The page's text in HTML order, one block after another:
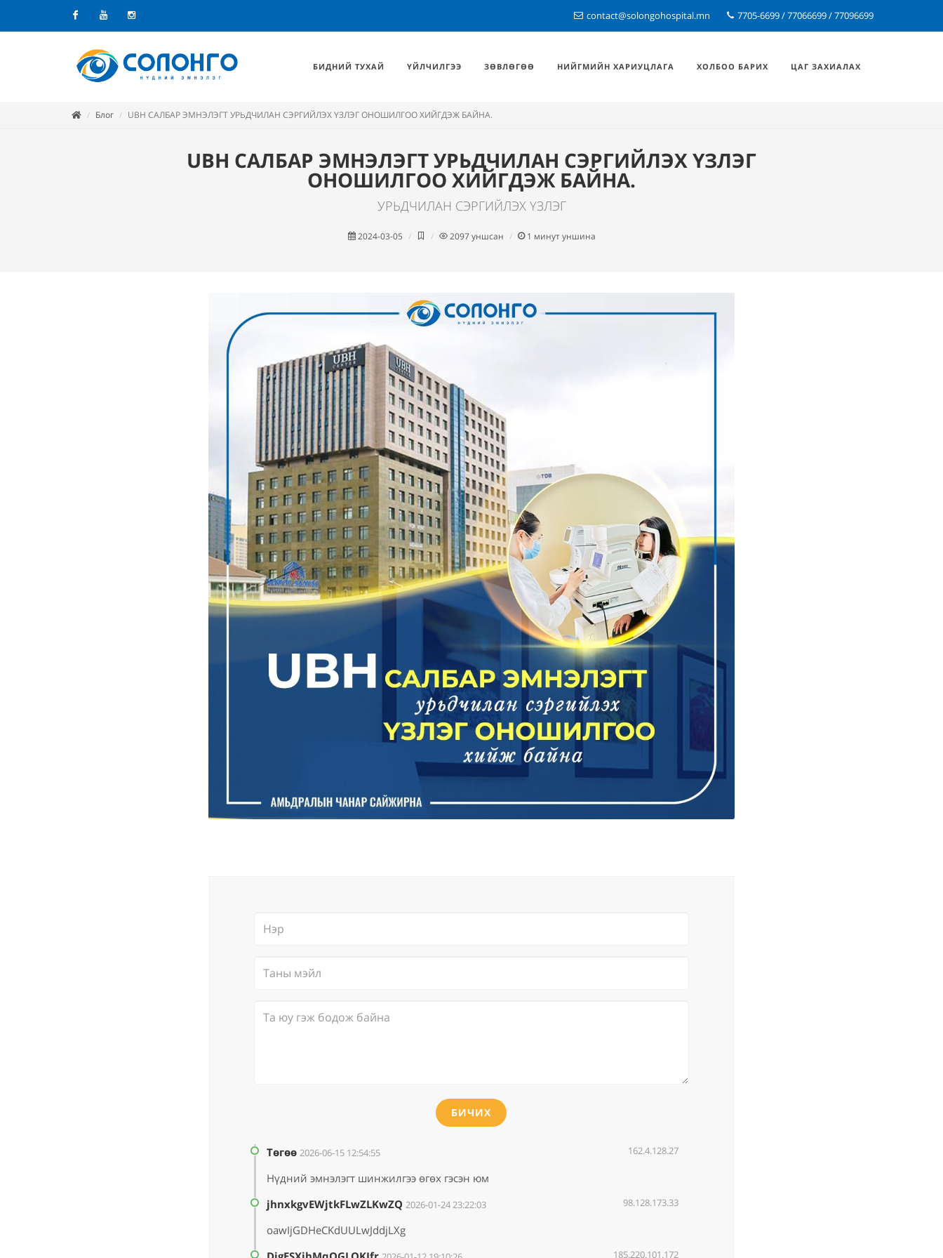
FacebookYoutube
contact@solongohospital.mn 7705-6699 / 77066699 / 77096699
БИДНИЙ ТУХАЙ ҮЙЛЧИЛГЭЭ ЗӨВЛӨГӨӨ НИЙГМИЙН ХАРИУЦЛАГА ХОЛБОО БАРИХ ЦАГ ЗАХИАЛАХ
Блог UBH САЛБАР ЭМНЭЛЭГТ УРЬДЧИЛАН СЭРГИЙЛЭХ ҮЗЛЭГ ОНОШИЛГОО ХИЙГДЭЖ БАЙНА.
UBH САЛБАР ЭМНЭЛЭГТ УРЬДЧИЛАН СЭРГИЙЛЭХ ҮЗЛЭГ
ОНОШИЛГОО ХИЙГДЭЖ БАЙНА.
УРЬДЧИЛАН СЭРГИЙЛЭХ ҮЗЛЭГ
2024-03-05 2097 уншсан 1 минут уншина
БИЧИХ
Төгөө 2026-06-15 12:54:55 162.4.128.27
Нүдний эмнэлэгт шинжилгээ өгөх гэсэн юм
jhnxkgvEWjtkFLwZLKwZQ 2026-01-24 23:22:03 98.128.173.33
oawIjGDHeCKdUULwJddjLXg
185.220.101.172